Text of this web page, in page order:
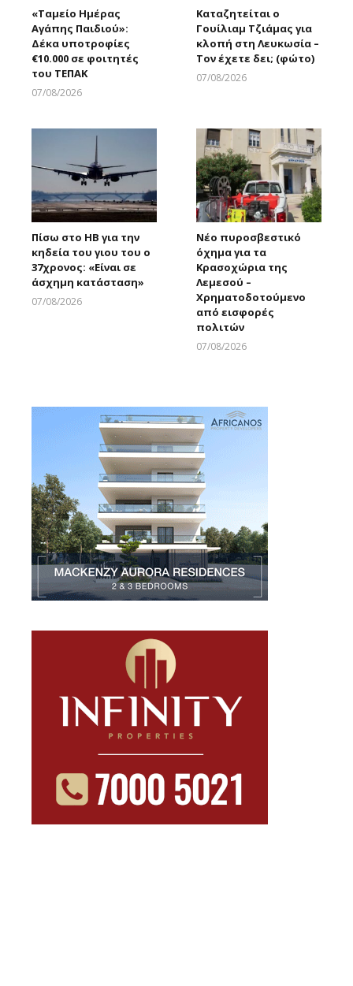
«Ταμείο Ημέρας
Αγάπης Παιδιού»:
Δέκα υποτροφίες
€10.000 σε φοιτητές
του ΤΕΠΑΚ
07/08/2026
Καταζητείται ο
Γουίλιαμ Τζιάμας για
κλοπή στη Λευκωσία –
Τον έχετε δει; (φώτο)
07/08/2026
Πίσω στο ΗΒ για την
κηδεία του γιου του ο
37χρονος: «Είναι σε
άσχημη κατάσταση»
07/08/2026
Νέο πυροσβεστικό
όχημα για τα
Κρασοχώρια της
Λεμεσού –
Χρηματοδοτούμενο
από εισφορές
πολιτών
07/08/2026